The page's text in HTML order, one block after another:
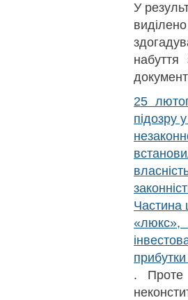
У
25
підозру
Частина
«люкс»,
. Проте